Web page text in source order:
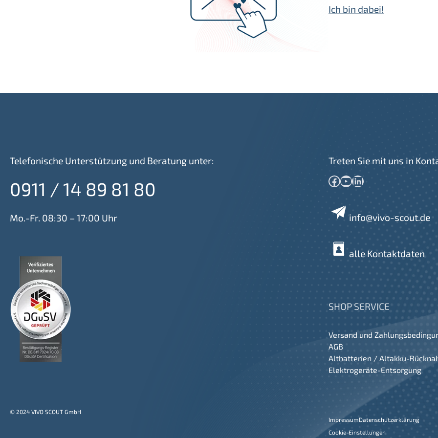
Ich bin dabei!
Telefonische Unterstützung und Beratung unter:
0911 / 14 89 81 80
Mo.-Fr. 08:30 – 17:00 Uhr
Treten Sie mit uns in
Facebook YouTube LinkedIn
info@vivo-scout.de
alle Kontaktdaten
SHOP SERVICE
Versand und
AGB
Altbatterien / Altakku-
Elektrogeräte-Entsorgung
© 2024 VIVO SCOUT GmbH
ImpressumDatenschutzerklärung
Cookie-Einstellungen